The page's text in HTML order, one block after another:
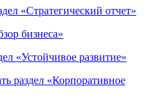
«Стратегический отчет»
бизнеса»
«Устойчивое развитие»
раздел «Корпоративное